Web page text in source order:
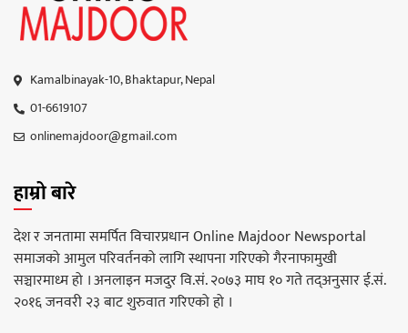
Kamalbinayak-10, Bhaktapur, Nepal
01-6619107
onlinemajdoor@gmail.com
हाम्रो बारे
देश र जनतामा समर्पित विचारप्रधान Online Majdoor Newsportal
समाजको आमुल परिवर्तनको लागि स्थापना गरिएको गैरनाफामुखी
सञ्चारमाध्म हो । अनलाइन मजदुर वि.सं. २०७३ माघ १० गते तद्अनुसार ई.सं.
२०१६ जनवरी २३ बाट शुरुवात गरिएको हो ।